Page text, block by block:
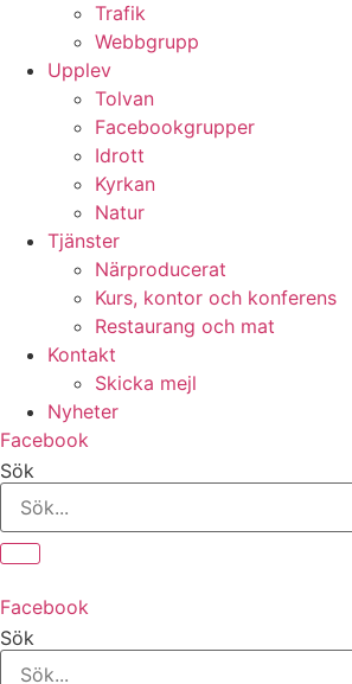
Trafik
Webbgrupp
Upplev
Tolvan
Facebookgrupper
Idrott
Kyrkan
Natur
Tjänster
Närproducerat
Kurs, kontor och konferens
Restaurang och mat
Kontakt
Skicka mejl
Nyheter
Facebook
Sök
Facebook
Sök